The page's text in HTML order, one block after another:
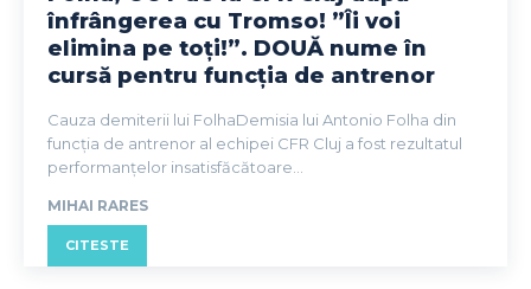
înfrângerea cu Tromso! ”Îi voi
elimina pe toți!”. DOUĂ nume în
cursă pentru funcția de antrenor
Cauza demiterii lui FolhaDemisia lui Antonio Folha din
funcția de antrenor al echipei CFR Cluj a fost rezultatul
performanțelor insatisfăcătoare...
MIHAI RARES
CITESTE